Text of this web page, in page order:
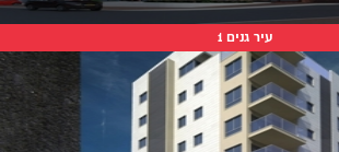
עיר גנים 1